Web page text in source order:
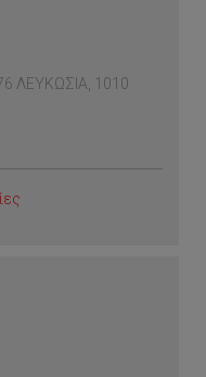
ΛΕΥΚΩΣΙΑ, 1010